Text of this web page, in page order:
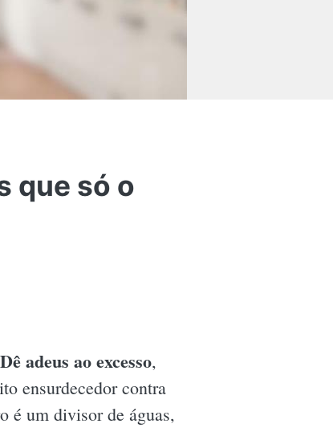
que só o
Dê adeus ao excesso,
ensurdecedor contra
é um divisor de águas,